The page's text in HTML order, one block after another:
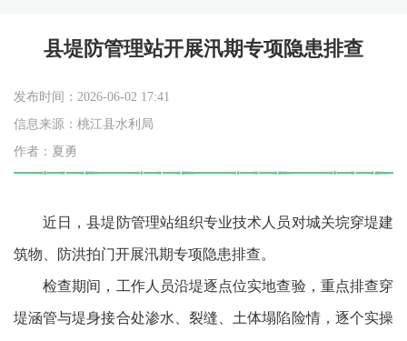
县堤防管理站开展汛期专项隐患排查
发布时间：2026-06-02 17:41
信息来源：桃江县水利局
作者：夏勇
近日，县堤防管理站组织专业技术人员对城关垸穿堤建
筑物、防洪拍门开展汛期专项隐患排查。
检查期间，工作人员沿堤逐点位实地查验，重点排查穿
堤涵管与堤身接合处渗水、裂缝、土体塌陷险情，逐个实操